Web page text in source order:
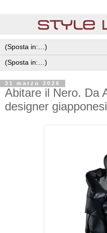
31 marzo 2026
Abitare il Nero. Da
designer giapponesi